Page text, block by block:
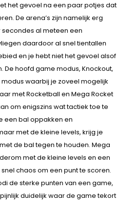
het gevoel na een paar potjes dat
De arena’s zijn namelijk erg
al meteen een
daardoor al snel tientallen
en je hebt niet het gevoel alsof
De hoofd game modus, Knockout,
waarbij je zoveel mogelijk
met Rocketball en Mega Rocket
om enigszins wat tactiek toe te
een bal oppakken en
met de kleine levels, krijg je
de bal tegen te houden. Mega
met de kleine levels en een
chaos om een punt te scoren.
de sterke punten van een game,
duidelijk waar de game tekort